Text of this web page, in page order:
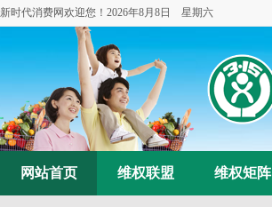
新时代消费网欢迎您！ 2026年8月8日 星期六
网站首页 维权联盟 维权矩阵